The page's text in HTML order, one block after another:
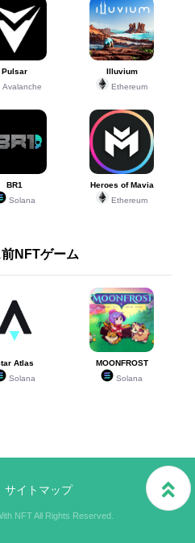
Pulsar
Avalanche
Illuvium
Ethereum
BR1
Solana
Heroes of Mavia
Ethereum
NFTゲーム
Atlas
Solana
MOONFROST
Solana
サイトマップ
NFT All Rights Reserved.